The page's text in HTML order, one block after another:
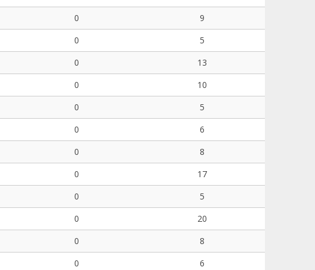
0
9
0
5
0
13
0
10
0
5
0
6
0
8
0
17
0
5
0
20
0
8
0 6